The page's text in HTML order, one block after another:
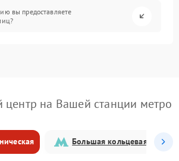
вы предоставляете
на Вашей станции метро
Большая кольцевая